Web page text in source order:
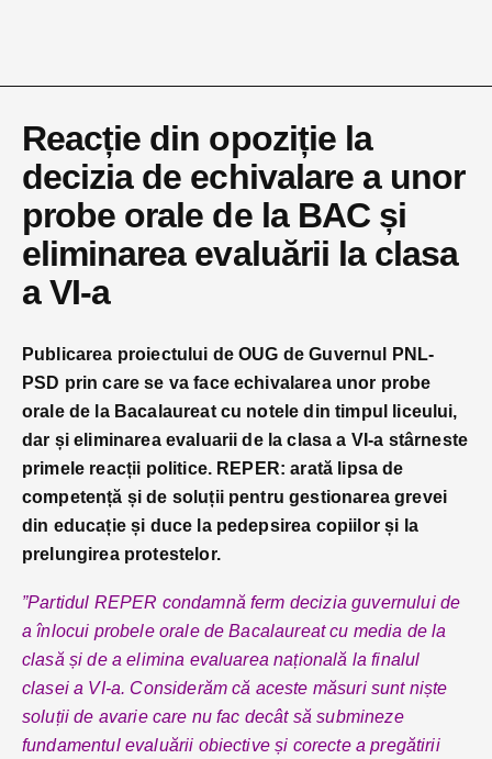
Reacție din opoziție la
decizia de echivalare a unor
probe orale de la BAC și
eliminarea evaluării la clasa
a VI-a
Publicarea proiectului de OUG de Guvernul PNL-
PSD prin care se va face echivalarea unor probe
orale de la Bacalaureat cu notele din timpul liceului,
dar și eliminarea evaluarii de la clasa a VI-a stârneste
primele reacții politice. REPER: arată lipsa de
competență și de soluții pentru gestionarea grevei
din educație și duce la pedepsirea copiilor și la
prelungirea protestelor.
”Partidul REPER condamnă ferm decizia guvernului de
a înlocui probele orale de Bacalaureat cu media de la
clasă și de a elimina evaluarea națională la finalul
clasei a VI-a. Considerăm că aceste măsuri sunt niște
soluții de avarie care nu fac decât să submineze
fundamentul evaluării obiective și corecte a pregătirii